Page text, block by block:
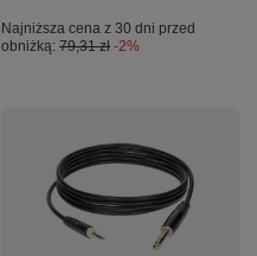
Najniższa cena z 30 dni przed
obniżką: 79,31 zł -2%